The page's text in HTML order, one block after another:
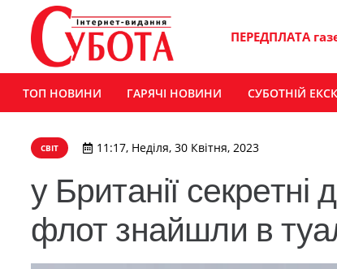
ПЕРЕДПЛАТА
ТОП НОВИНИ ГАРЯЧІ НОВИНИ СУБОТНІЙ
СВІТ 11:17, Неділя, 30 Квітня, 2023
у Британії
флот знайшли в